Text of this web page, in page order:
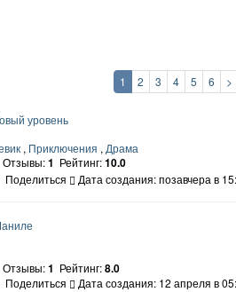
1 2 3 4 5 6 >
уровень
, Приключения ,Драма
Отзывы:1 Рейтинг:10.0
Поделиться Дата создания: позавчера в
Отзывы:1 Рейтинг:8.0
Поделиться Дата создания: 12 апреля в